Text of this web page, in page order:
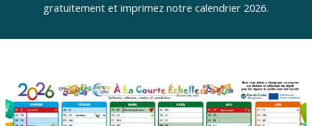
gratuitement et imprimez notre calendrier 2026.